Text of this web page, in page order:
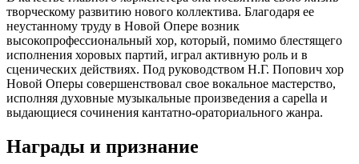
творческому развитию нового коллектива. Благодаря ее
неустанному труду в Новой Опере возник
высокопрофессиональный хор, который, помимо блестящего
исполнения хоровых партий, играл активную роль и в
сценических действиях. Под руководством Н.Г. Попович хор
Новой Оперы совершенствовал свое вокальное мастерство,
исполняя духовные музыкальные произведения a capella и
выдающиеся сочинения кантатно-ораториального жанра.
Награды и признание